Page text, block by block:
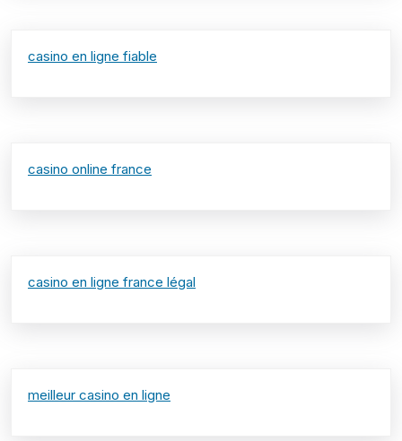
casino en ligne fiable
casino online france
casino en ligne france légal
meilleur casino en ligne